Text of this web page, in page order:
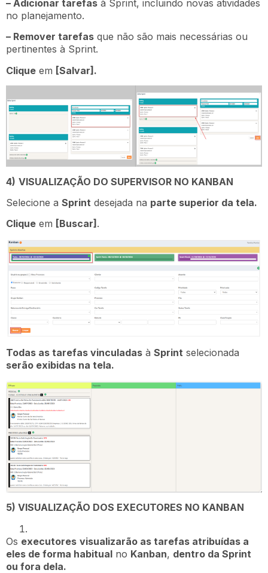
– Adicionar tarefas à Sprint, incluindo novas atividades
no planejamento.
– Remover tarefas que não são mais necessárias ou
pertinentes à Sprint.
Clique em [Salvar].
4) VISUALIZAÇÃO DO SUPERVISOR NO KANBAN
Selecione a Sprint desejada na parte superior da tela.
Clique em [Buscar] .
Todas as tarefas vinculadas à Sprint selecionada
serão exibidas na tela.
5) VISUALIZAÇÃO DOS EXECUTORES NO KANBAN
Os executores visualizarão as tarefas atribuídas a
eles de forma habitual no Kanban, dentro da Sprint
ou fora dela.